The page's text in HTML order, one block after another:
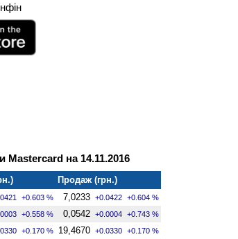
Mastercard на 14.11.2016
Продаж (грн.)
+0.603 % 7,0233 +0.0422 +0.604 %
+0.558 % 0,0542 +0.0004 +0.743 %
+0.170 % 19,4670 +0.0330 +0.170 %